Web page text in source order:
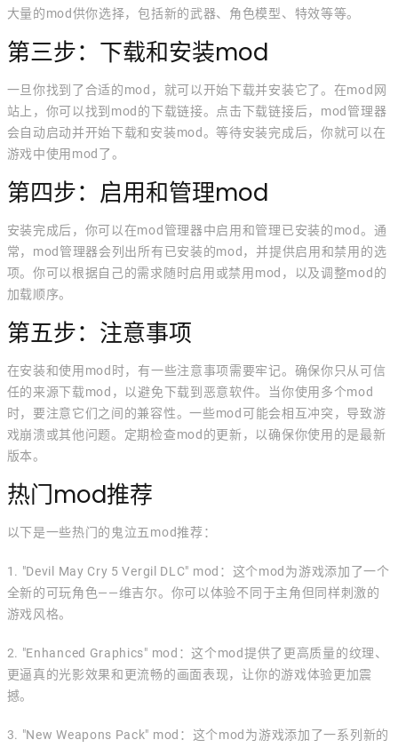
大量的mod供你选择，包括新的武器、角色模型、特效等等。
第三步：下载和安装mod
一旦你找到了合适的mod，就可以开始下载并安装它了。在mod网
站上，你可以找到mod的下载链接。点击下载链接后，mod管理器
会自动启动并开始下载和安装mod。等待安装完成后，你就可以在
游戏中使用mod了。
第四步：启用和管理mod
安装完成后，你可以在mod管理器中启用和管理已安装的mod。通
常，mod管理器会列出所有已安装的mod，并提供启用和禁用的选
项。你可以根据自己的需求随时启用或禁用mod，以及调整mod的
加载顺序。
第五步：注意事项
在安装和使用mod时，有一些注意事项需要牢记。确保你只从可信
任的来源下载mod，以避免下载到恶意软件。当你使用多个mod
时，要注意它们之间的兼容性。一些mod可能会相互冲突，导致游
戏崩溃或其他问题。定期检查mod的更新，以确保你使用的是最新
版本。
热门mod推荐
以下是一些热门的鬼泣五mod推荐：
1. "Devil May Cry 5 Vergil DLC" mod：这个mod为游戏添加了一个
全新的可玩角色——维吉尔。你可以体验不同于主角但同样刺激的
游戏风格。
2. "Enhanced Graphics" mod：这个mod提供了更高质量的纹理、
更逼真的光影效果和更流畅的画面表现，让你的游戏体验更加震
撼。
3. "New Weapons Pack" mod：这个mod为游戏添加了一系列新的